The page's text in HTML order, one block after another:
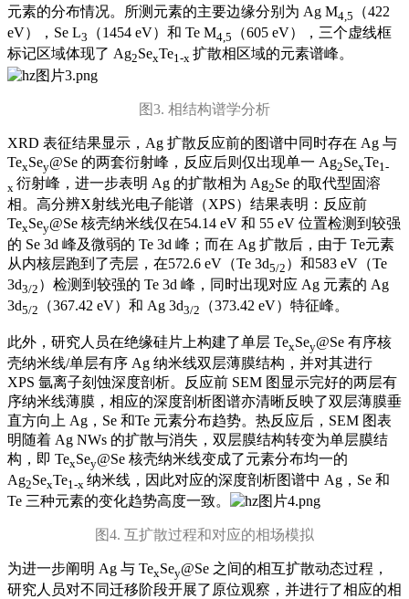
元素的分布情况。所测元素的主要边缘分别为 Ag M4,5
（422
eV），Se L3 （1454 eV）和 Te M4,5
（605 eV），三个虚线框
标记区域体现了 Ag2SexTe1-x 扩散相区域的元素谱峰。
图3. 相结构谱学分析
XRD 表征结果显示，Ag 扩散反应前的图谱中同时存在 Ag 与
TexSey@Se 的两套衍射峰，反应后则仅出现单一 Ag2SexTe1-
x 衍射峰，进一步表明 Ag 的扩散相为 Ag2Se 的取代型固溶
相。高分辨X射线光电子能谱（XPS）结果表明：反应前
TexSey@Se 核壳纳米线仅在54.14 eV 和 55 eV 位置检测到较强
的 Se 3d 峰及微弱的 Te 3d 峰；而在 Ag 扩散后，由于 Te元素
从内核层跑到了壳层，在572.6 eV（Te 3d5/2 ）和583 eV（Te
3d3/2 ）检测到较强的 Te 3d 峰，同时出现对应 Ag 元素的 Ag
3d5/2 （367.42 eV）和 Ag 3d3/2 （373.42 eV）特征峰。
此外，研究人员在绝缘硅片上构建了单层 TexSey@Se 有序核
壳纳米线/单层有序 Ag 纳米线双层薄膜结构，并对其进行
XPS 氩离子刻蚀深度剖析。反应前 SEM 图显示完好的两层有
序纳米线薄膜，相应的深度剖析图谱亦清晰反映了双层薄膜垂
直方向上 Ag，Se 和Te 元素分布趋势。热反应后，SEM 图表
明随着 Ag NWs 的扩散与消失，双层膜结构转变为单层膜结
构，即 TexSey@Se 核壳纳米线变成了元素分布均一的
Ag2SexTe1-x 纳米线，因此对应的深度剖析图谱中 Ag，Se 和
Te 三种元素的变化趋势高度一致。
图4. 互扩散过程和对应的相场模拟
为进一步阐明 Ag 与 TexSey@Se 之间的相互扩散动态过程，
研究人员对不同迁移阶段开展了原位观察，并进行了相应的相